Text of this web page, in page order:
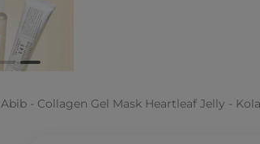
Abib - Collagen Gel Mask Heartleaf Jelly -